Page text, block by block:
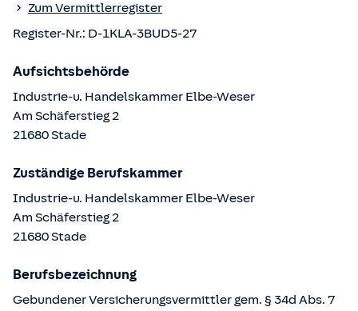
Zum Vermittlerregister
Register-Nr.: D-1KLA-3BUD5-27
Aufsichtsbehörde
Industrie-u. Handelskammer Elbe-Weser
Am Schäferstieg 2
21680Stade
Zuständige Berufskammer
Industrie-u. Handelskammer Elbe-Weser
Am Schäferstieg 2
21680Stade
Berufsbezeichnung
Gebundener Versicherungsvermittler gem. § 34d Abs. 7